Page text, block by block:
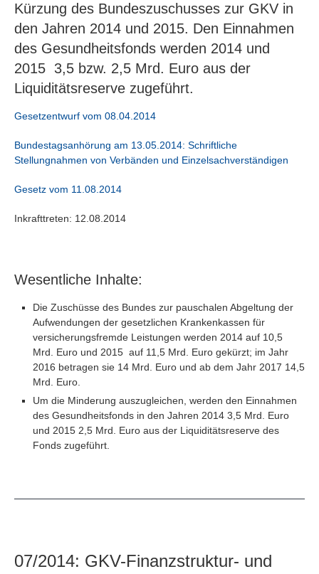
Kürzung des Bundeszuschusses zur GKV in
den Jahren 2014 und 2015. Den Einnahmen
des Gesundheitsfonds werden 2014 und
2015 3,5 bzw. 2,5 Mrd. Euro aus der
Liquiditätsreserve zugeführt.
Gesetzentwurf vom 08.04.2014
Bundestagsanhörung am 13.05.2014: Schriftliche
Stellungnahmen von Verbänden und Einzelsachverständigen
Gesetz vom 11.08.2014
Inkrafttreten: 12.08.2014
Wesentliche Inhalte:
Die Zuschüsse des Bundes zur pauschalen Abgeltung der
Aufwendungen der gesetzlichen Krankenkassen für
versicherungsfremde Leistungen werden 2014 auf 10,5
Mrd. Euro und 2015 auf 11,5 Mrd. Euro gekürzt; im Jahr
2016 betragen sie 14 Mrd. Euro und ab dem Jahr 2017 14,5
Mrd. Euro.
Um die Minderung auszugleichen, werden den Einnahmen
des Gesundheitsfonds in den Jahren 2014 3,5 Mrd. Euro
und 2015 2,5 Mrd. Euro aus der Liquiditätsreserve des
Fonds zugeführt.
07/2014: GKV-Finanzstruktur- und